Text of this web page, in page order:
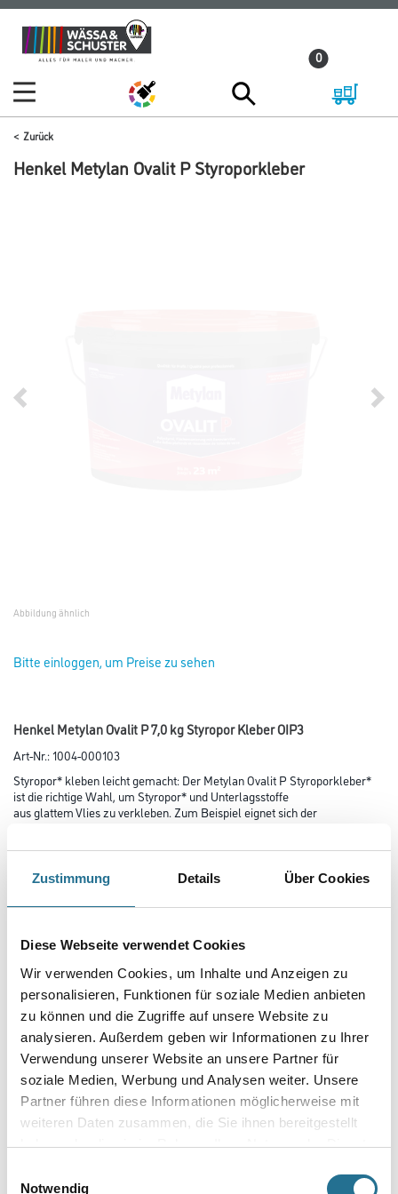
Zustimmung Details Über Cookies
Diese Webseite verwendet Cookies
Wir verwenden Cookies, um Inhalte und Anzeigen zu
personalisieren, Funktionen für soziale Medien anbieten
zu können und die Zugriffe auf unsere Website zu
analysieren. Außerdem geben wir Informationen zu Ihrer
Verwendung unserer Website an unsere Partner für
soziale Medien, Werbung und Analysen weiter. Unsere
Partner führen diese Informationen möglicherweise mit
weiteren Daten zusammen, die Sie ihnen bereitgestellt
haben oder die sie im Rahmen Ihrer Nutzung der Dienste
Notwendig
Zum
Inhalt
Zum
Navigationsmenü
0
Zurück
Henkel Metylan Ovalit P Styroporkleber
Abbildung ähnlich
Bitte einloggen, um Preise zu sehen
Henkel Metylan Ovalit P 7,0 kg Styropor Kleber OIP3
Art-Nr.:1004-000103
Styropor* kleben leicht gemacht: Der Metylan Ovalit P Styroporkleber*
ist die richtige Wahl, um Styropor* und Unterlagsstoffe
aus glattem Vlies zu verkleben. Zum Beispiel eignet sich der
Klebkraft und Füllkraft. Zusätzlich ist der Auftrag sehr einfach: Dank
seiner pastösen und gebrauchsfertigen Eigenschaften lässt
sich der Tapetenkleister schnell und einfach verarbeiten – optimaler
*Styropor ist eine eingetragene Marke der BASF SE.
Gebinde
Umrechnungsfaktoren